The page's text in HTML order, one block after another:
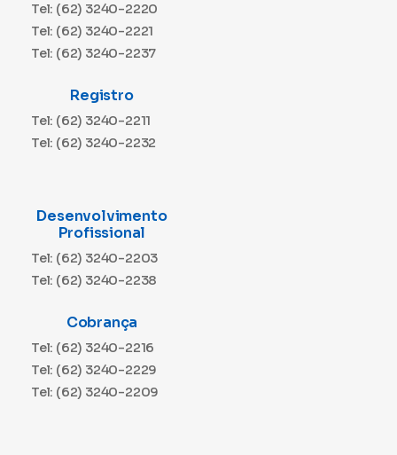
Tel: (62) 3240-2220
Tel: (62) 3240-2221
Tel: (62) 3240-2237
Registro
Tel: (62) 3240-2211
Tel: (62) 3240-2232
Desenvolvimento
Profissional
Tel: (62) 3240-2203
Tel: (62) 3240-2238
Cobrança
Tel: (62) 3240-2216
Tel: (62) 3240-2229
Tel: (62) 3240-2209